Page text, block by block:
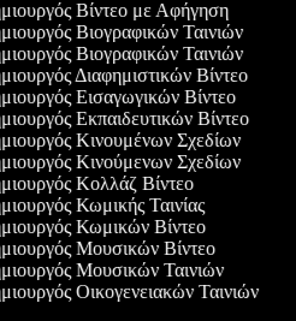
Βίντεο με Αφήγηση
Βιογραφικών Ταινιών
Βιογραφικών Ταινιών
Διαφημιστικών Βίντεο
Εισαγωγικών Βίντεο
Εκπαιδευτικών Βίντεο
Κινουμένων Σχεδίων
Κινούμενων Σχεδίων
Κολλάζ Βίντεο
Κωμικής Ταινίας
Κωμικών Βίντεο
Μουσικών Βίντεο
Μουσικών Ταινιών
Οικογενειακών Ταινιών